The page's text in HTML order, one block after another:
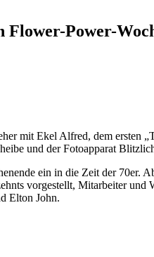
Flower-Power-
mit Ekel Alfred, dem ersten
und der Fotoapparat
ein in die Zeit der 70er.
vorgestellt, Mitarbeiter
Elton John.